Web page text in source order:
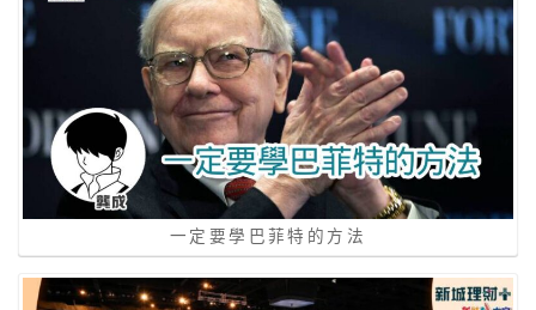
一定要學巴菲特的方法